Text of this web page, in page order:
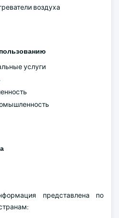
воздуха
услуги
представлена по